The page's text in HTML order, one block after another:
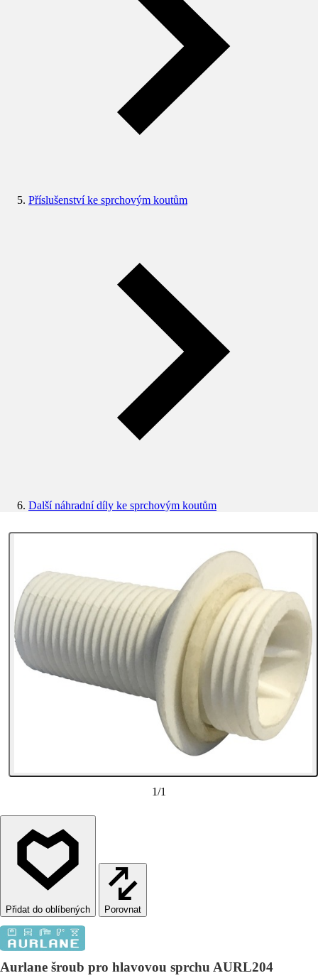
Příslušenství ke sprchovým koutům
Další náhradní díly ke sprchovým koutům
1/1
Porovnat
Aurlane šroub pro hlavovou sprchu AURL204